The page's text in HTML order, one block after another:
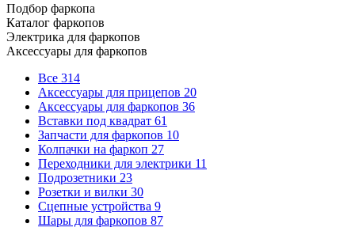
Подбор фаркопа
Каталог фаркопов
Электрика для фаркопов
Аксессуары для фаркопов
Все 314
Аксессуары для прицепов 20
Аксессуары для фаркопов 36
Вставки под квадрат 61
Запчасти для фаркопов 10
Колпачки на фаркоп 27
Переходники для электрики 11
Подрозетники 23
Розетки и вилки 30
Сцепные устройства 9
Шары для фаркопов 87